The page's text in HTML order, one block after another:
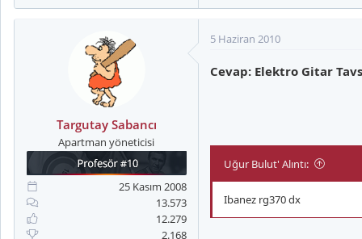
Targutay Sabancı
Apartman yöneticisi
25 Kasım 2008
13.573
12.279
2.168
5 Haziran 2010
Cevap: Elektro Gitar
Uğur Bulut' Alıntı:
Ibanez rg370 dx